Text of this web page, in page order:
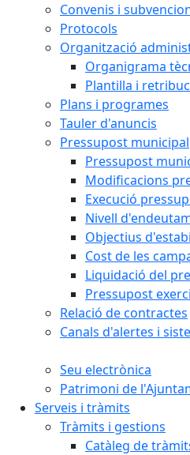
Convenis i
Protocols
Organització
Organigrama
Plantilla i
Plans i programes
Tauler d'anuncis
Pressupost municipal
Pressupost
Modificacions
Execució
Nivell
Objectius
Cost de les
Liquidació del
Pressupost
Relació de contractes
Canals d'alertes i
Seu electrònica
Patrimoni de
Serveis i tràmits
Tràmits i gestions
Catàleg de